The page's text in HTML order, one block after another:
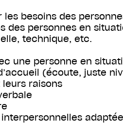
besoins des
des personnes en
technique, etc.
une personne en
(écoute, juste
raisons